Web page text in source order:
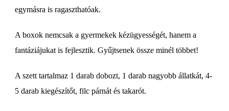
egymásra is ragaszthatóak.
A boxok nemcsak a gyermekek kézügyességét, hanem a
fantáziájukat is fejlesztik. Gyűjtsenek össze minél többet!
A szett tartalmaz 1 darab dobozt, 1 darab nagyobb állatkát, 4-
5 darab kiegészítőt, filc párnát és takarót.